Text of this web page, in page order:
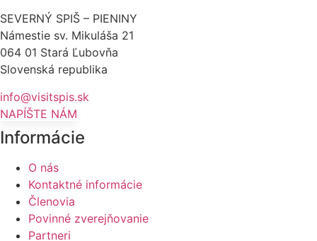
SEVERNÝ SPIŠ – PIENINY
Námestie sv. Mikuláša 21
064 01 Stará Ľubovňa
Slovenská republika
info@visitspis.sk
NAPÍŠTE NÁM
Informácie
O nás
Kontaktné informácie
Členovia
Povinné zverejňovanie
Partneri